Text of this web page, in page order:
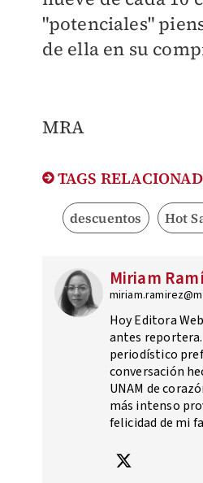
"potenciales"
de ella en su
MRA
TAGS
descuentos Hot
Miriam
Hoy Editora
antes
periodístico
conversación
UNAM de
más intenso
felicidad de mi